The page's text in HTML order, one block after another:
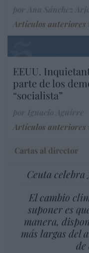
Artículos anteriores
EEUU.
parte de los
“socialista”
Artículos anteriores
Cartas al director
Ceuta
El cambio
suponer es
manera,
más largas del